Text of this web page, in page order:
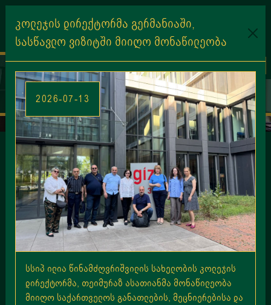
კოლეჯის სიახლეები
კოლეჯის დირექტორმა გერმანიაში,
სასწავლო ვიზიტში მიიღო მონაწილეობა
სსიპ ილია წინამძღვრიშვილის სახელობის კოლეჯის
დირექტორმა, თეიმურაზ ასათიანმა მონაწილეობა
მიიღო საქართველოს განათლების, მეცნიერებისა და